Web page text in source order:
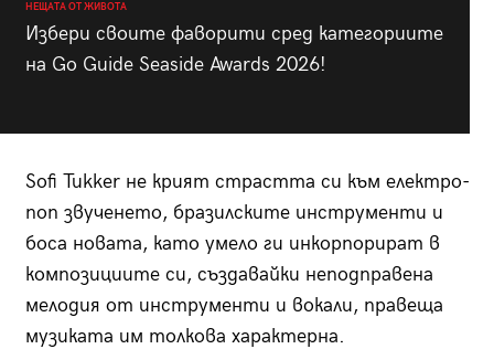
НЕЩАТА ОТ ЖИВОТА
Избери своите фаворити сред категориите
на Go Guide Seaside Awards 2026!
Sofi Tukker не крият страстта си към електро-
поп звученето, бразилските инструменти и
боса новата, като умело ги инкорпорират в
композициите си, създавайки неподправена
мелодия от инструменти и вокали, правеща
музиката им толкова характерна.